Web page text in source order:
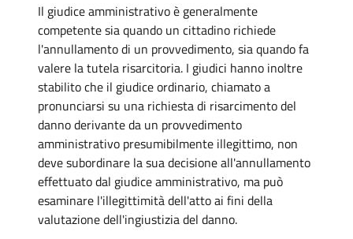
Il giudice amministrativo è generalmente
competente sia quando un cittadino richiede
l'annullamento di un provvedimento, sia quando fa
valere la tutela risarcitoria. I giudici hanno inoltre
stabilito che il giudice ordinario, chiamato a
pronunciarsi su una richiesta di risarcimento del
danno derivante da un provvedimento
amministrativo presumibilmente illegittimo, non
deve subordinare la sua decisione all'annullamento
effettuato dal giudice amministrativo, ma può
esaminare l'illegittimità dell'atto ai fini della
valutazione dell'ingiustizia del danno.